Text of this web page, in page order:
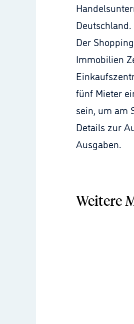
Deutschland.
Der
Immobilien
fünf Mieter
sein, um am
Details zur
Ausgaben.
Weitere